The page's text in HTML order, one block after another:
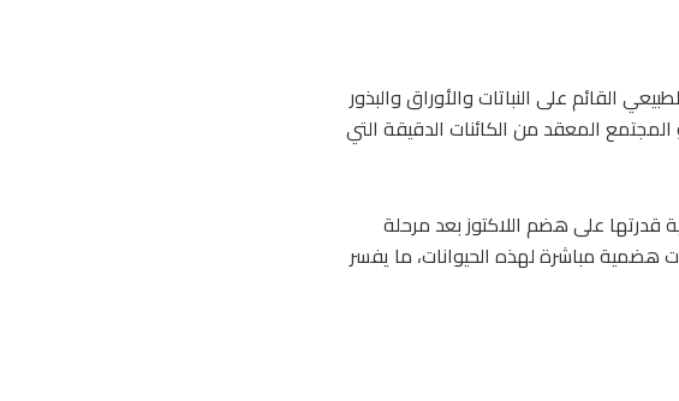
القائم على النباتات والأوراق والبذور
المعقد من الكائنات الدقيقة التي
قدرتها على هضم اللاكتوز بعد مرحلة
هضمية مباشرة لهذه الحيوانات، ما يفسر